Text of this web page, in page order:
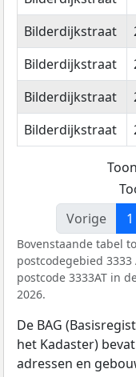
Bilderdijkstraat
Bilderdijkstraat
Bilderdijkstraat
Bilderdijkstraat
Vorige
1
Bovenstaande tabel
postcodegebied
postcode 3333AT in
2026.
De BAG
het Kadaster)
adressen en